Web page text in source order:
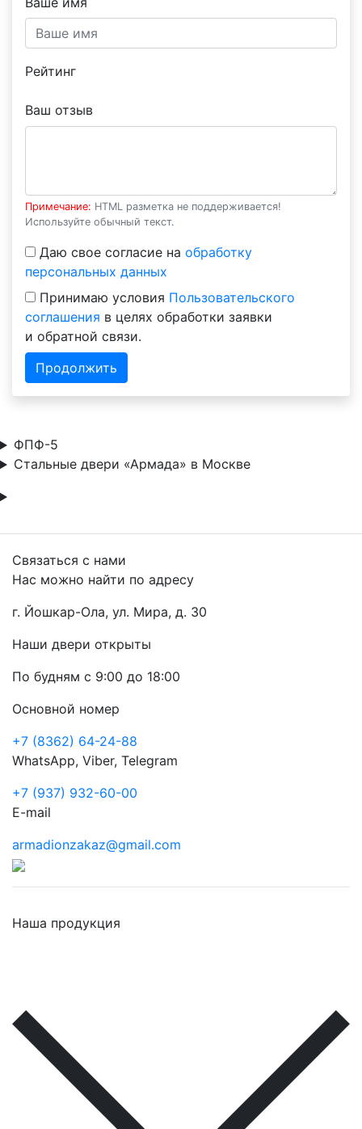
Рейтинг
Ваш отзыв
Примечание: HTML разметка не поддерживается!
Используйте обычный текст.
Даю свое согласие на обработку
персональных данных
Принимаю условия Пользовательского
соглашения в целях обработки заявки
и обратной связи.
Продолжить
ФПФ-5
Стальные двери «Армада» в Москве
Связаться с нами
Нас можно найти по адресу
г. Йошкар-Ола, ул. Мира, д. 30
Наши двери открыты
По будням с 9:00 до 18:00
Основной номер
+7 (8362) 64-24-88
WhatsApp, Viber, Telegram
+7 (937) 932-60-00
E-mail
armadionzakaz@gmail.com
Наша продукция